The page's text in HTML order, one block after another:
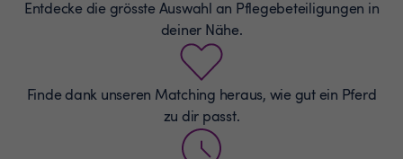
Entdecke die grösste Auswahl an Pflegebeteiligungen in
deiner Nähe.
Finde dank unseren Matching heraus, wie gut ein Pferd
zu dir passt.